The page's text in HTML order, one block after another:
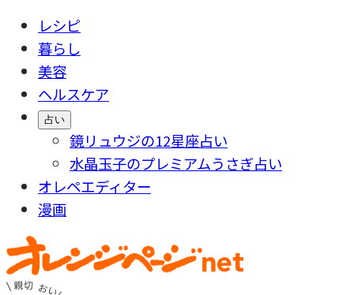
レシピ
暮らし
美容
ヘルスケア
占い
鏡リュウジの12星座占い
水晶玉子のプレミアムうさぎ占い
オレペエディター
漫画